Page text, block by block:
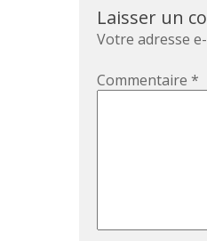
Laisser un
Votre adresse
Commentaire *